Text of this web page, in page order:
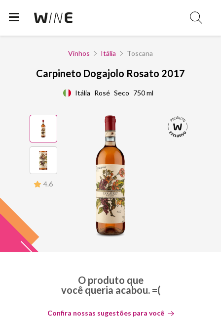
Vinhos Itália Toscana
Carpineto Dogajolo Rosato 2017
Itália Rosé Seco 750 ml
4.6
O produto que
você queria acabou. =(
Confira nossas sugestões para você